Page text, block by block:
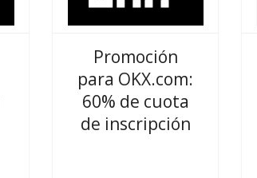
Promoción
para OKX.com:
60% de cuota
de inscripción